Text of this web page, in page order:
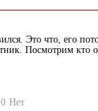
Это что, его
Посмотрим кто
0 Нет